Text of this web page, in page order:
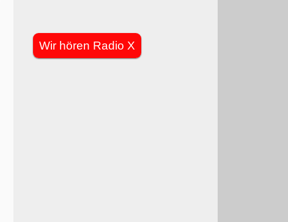
Wir hören Radio X